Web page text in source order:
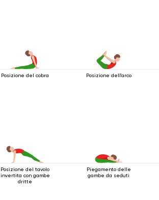
Posizione del cobra Posizione dell'arco
Posizione del tavolo
invertita con gambe
dritte
Piegamento delle
gambe da seduti